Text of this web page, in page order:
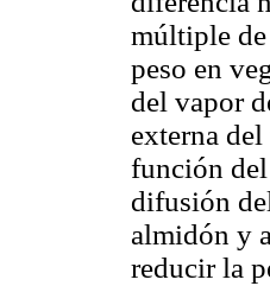
múltiple
peso en
del vapor
externa
función del
difusión
almidón y
reducir la